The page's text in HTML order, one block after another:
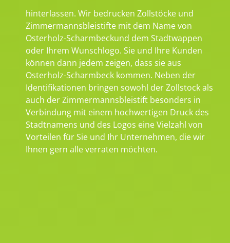
hinterlassen. Wir bedrucken Zollstöcke und
Zimmermannsbleistifte mit dem Name von
Osterholz-Scharmbeckund dem Stadtwappen
oder Ihrem Wunschlogo. Sie und Ihre Kunden
können dann jedem zeigen, dass sie aus
Osterholz-Scharmbeck kommen. Neben der
Identifikationen bringen sowohl der Zollstock als
auch der Zimmermannsbleistift besonders in
Verbindung mit einem hochwertigen Druck des
Stadtnamens und des Logos eine Vielzahl von
Vorteilen für Sie und Ihr Unternehmen, die wir
Ihnen gern alle verraten möchten.